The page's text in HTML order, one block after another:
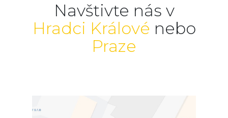
Navštivte nás v
Hradci Králové nebo
Praze